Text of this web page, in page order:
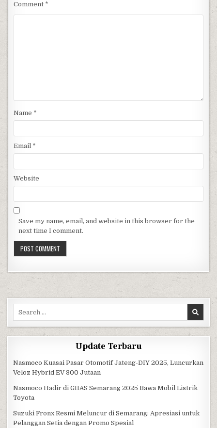
Comment *
Name *
Email *
Website
Save my name, email, and website in this browser for the
next time I comment.
Update Terbaru
Nasmoco Kuasai Pasar Otomotif Jateng-DIY 2025, Luncurkan
Veloz Hybrid EV 300 Jutaan
Nasmoco Hadir di GIIAS Semarang 2025 Bawa Mobil Listrik
Toyota
Suzuki Fronx Resmi Meluncur di Semarang: Apresiasi untuk
Pelanggan Setia dengan Promo Spesial